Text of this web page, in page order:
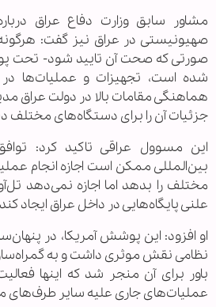
مشاور سابق وزارت دفاع عراق
صهیونیستی در عراق نیز گفت: هرگونه
صورتی که صحت آن تایید شود- تحت
شده است، تجهیزات و عملیات‌ها در
هماهنگی مقامات بالا در دولت عراق
جزئیات آن را برای دستگاه‌های مختلف
این مسوول عراقی تاکید کرد:
بین‌المللی ممکن است اجازه انجام
مختلف را بدهد اما اجازه نمی‌دهد
علنی پایگاه‌هایی در داخل عراق ایجاد
او افزود: این پوشش آمریکا، در
نظامی نقش موثری داشت و به
باور برای آن منجر شد که اینها
عملیات‌های جاری علیه سایر